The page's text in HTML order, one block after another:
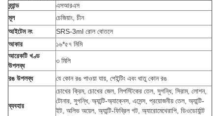
ব্র্যান্ড
এসআরএস
মূল
চেজিয়াং, চীন
আইটেম নং
SRS-3ml রোল বোতলে
আকার
১৬*৫৭ মিমি
আরেকটি খণ্ড
উপলব্ধ
৩ মিলি
রঙ উপলব্ধ যে কোন রঙ পাওয়া যায়, পেইন্টিং এবং ধাতু কোন রঙ
ব্যবহার
চোখের ক্রিম, চোখের জেল, লিপস্টিকের তেল, সুগন্ধি, সিরাম, লোশন,
টোনার, সুগন্ধি, অ্যান্টি-অ্যাক্নেস, এসেন্স, প্রয়োজনীয় তেল, অ্যান্টি-
ইট, অলিভ অয়েল, অ্যান্টি-ফিব্রিল গট, অ্যারোমেথেরাপি, ডিওডোর্যান্ট